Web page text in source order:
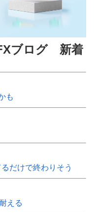
ブログ 新着
も
だけで終わりそう
える